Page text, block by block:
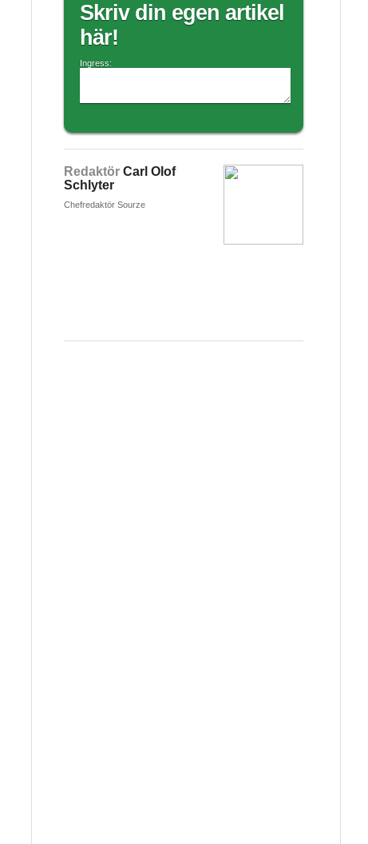
Skriv din egen artikel
här!
Ingress:
Redaktör Carl Olof
Schlyter
Chefredaktör Sourze